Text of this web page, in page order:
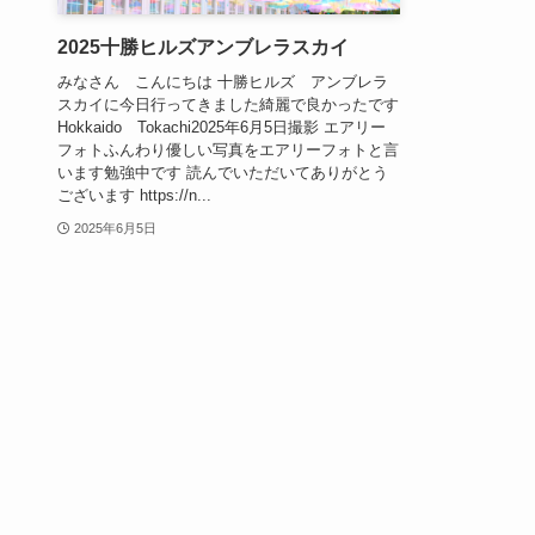
2025十勝ヒルズアンブレラスカイ
みなさん こんにちは 十勝ヒルズ アンブレラ
スカイに今日行ってきました綺麗で良かったです
Hokkaido Tokachi2025年6月5日撮影 エアリー
フォトふんわり優しい写真をエアリーフォトと言
います勉強中です 読んでいただいてありがとう
ございます https://n...
2025年6月5日